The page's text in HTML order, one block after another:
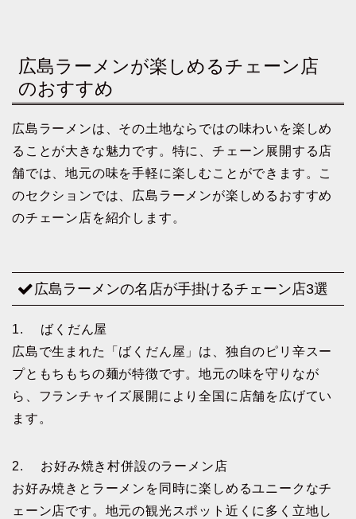
広島ラーメンが楽しめるチェーン店
のおすすめ
広島ラーメンは、その土地ならではの味わいを楽しめ
ることが大きな魅力です。特に、チェーン展開する店
舗では、地元の味を手軽に楽しむことができます。こ
のセクションでは、広島ラーメンが楽しめるおすすめ
のチェーン店を紹介します。
広島ラーメンの名店が手掛けるチェーン店3選
1. ばくだん屋
広島で生まれた「ばくだん屋」は、独自のピリ辛スー
プともちもちの麺が特徴です。地元の味を守りなが
ら、フランチャイズ展開により全国に店舗を広げてい
ます。
2. お好み焼き村併設のラーメン店
お好み焼きとラーメンを同時に楽しめるユニークなチ
ェーン店です。地元の観光スポット近くに多く立地し